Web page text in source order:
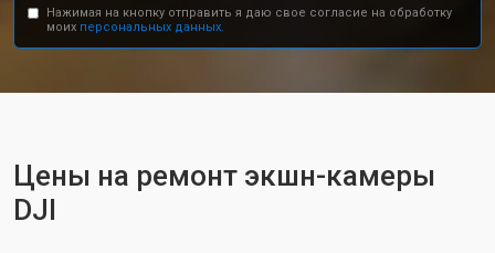
Нажимая на кнопку отправить я даю свое согласие на обработку
моих персональных данных.
Цены на ремонт экшн-камеры
DJI